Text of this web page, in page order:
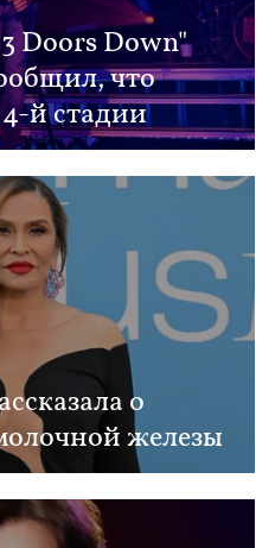
Doors Down"
что
й стадии
о
железы